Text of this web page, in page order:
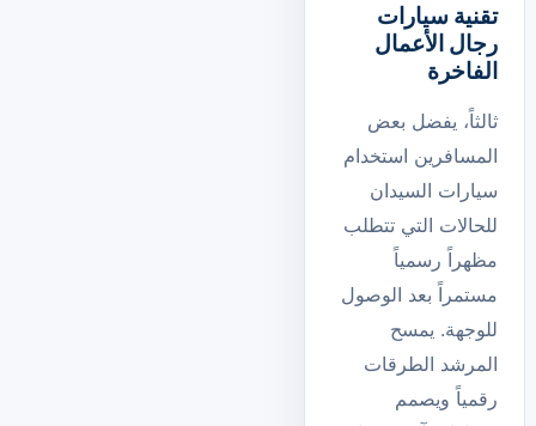
تقنية سيارات
رجال الأعمال
الفاخرة
ثالثاً، يفضل بعض
المسافرين استخدام
سيارات السيدان
للحالات التي تتطلب
مظهراً رسمياً
مستمراً بعد الوصول
للوجهة. يمسح
المرشد الطرقات
رقمياً ويصمم